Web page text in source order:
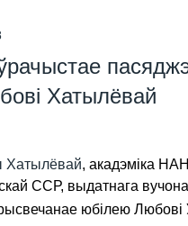
Хатылёвай
Хатылёвай, акадэміка
выдатнага вучонага
юбілею